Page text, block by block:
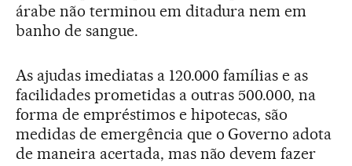
árabe não terminou em ditadura nem em
banho de sangue.
As ajudas imediatas a 120.000 famílias e as
facilidades prometidas a outras 500.000, na
forma de empréstimos e hipotecas, são
medidas de emergência que o Governo adota
de maneira acertada, mas não devem fazer